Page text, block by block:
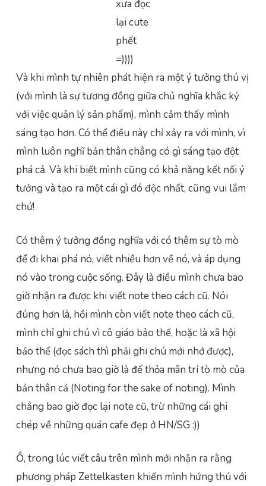
xưa đọc
lại cute
phết
=))))
Và khi mình tự nhiên phát hiện ra một ý tưởng thú vị
(với mình là sự tương đồng giữa chủ nghĩa khắc kỷ
với việc quản lý sản phẩm), mình cảm thấy mình
sáng tạo hơn. Có thể điều này chỉ xảy ra với mình, vì
mình luôn nghĩ bản thân chẳng có gì sáng tạo đột
phá cả. Và khi biết mình cũng có khả năng kết nối ý
tưởng và tạo ra một cái gì đó độc nhất, cũng vui lắm
chứ!
Có thêm ý tưởng đồng nghĩa với có thêm sự tò mò
để đi khai phá nó, viết nhiều hơn về nó, và áp dụng
nó vào trong cuộc sống. Đây là điều mình chưa bao
giờ nhận ra được khi viết note theo cách cũ. Nói
đúng hơn là, hồi mình còn viết note theo cách cũ,
mình chỉ ghi chú vì cô giáo bảo thế, hoặc là xã hội
bảo thế (đọc sách thì phải ghi chú mới nhớ được),
nhưng nó chưa bao giờ là để thỏa mãn trí tò mò của
bản thân cả (Noting for the sake of noting). Mình
chẳng bao giờ đọc lại note cũ, trừ những cái ghi
chép về những quán cafe đẹp ở HN/SG :))
Ồ, trong lúc viết câu trên mình mới nhận ra rằng
phương pháp Zettelkasten khiến mình hứng thú với